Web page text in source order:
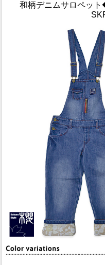
和柄デニムサロペッ